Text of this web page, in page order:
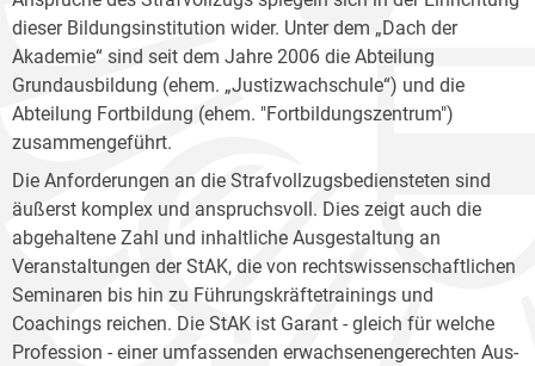
dieser Bildungsinstitution wider. Unter dem „Dach der
Akademie“ sind seit dem Jahre 2006 die Abteilung
Grundausbildung (ehem. „Justizwachschule“) und die
Abteilung Fortbildung (ehem. "Fortbildungszentrum")
zusammengeführt.
Die Anforderungen an die Strafvollzugsbediensteten sind
äußerst komplex und anspruchsvoll. Dies zeigt auch die
abgehaltene Zahl und inhaltliche Ausgestaltung an
Veranstaltungen der StAK, die von rechtswissenschaftlichen
Seminaren bis hin zu Führungskräftetrainings und
Coachings reichen. Die StAK ist Garant - gleich für welche
Profession - einer umfassenden erwachsenengerechten Aus-